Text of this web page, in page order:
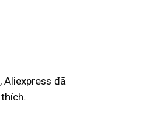
Aliexpress đã